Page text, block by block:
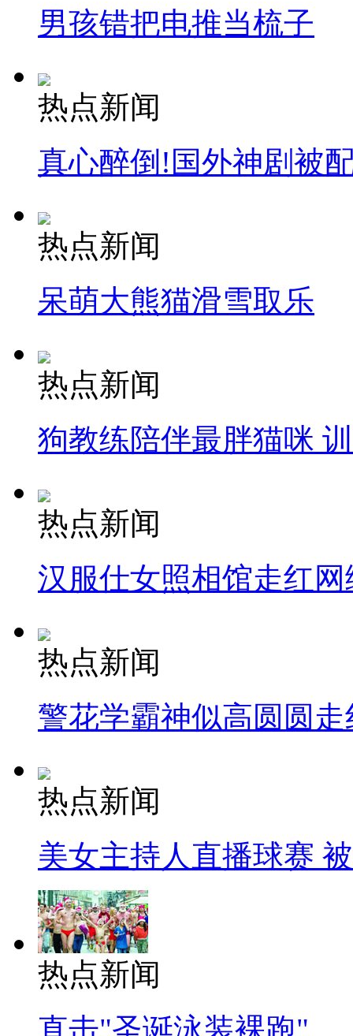
安徽一实载49人客车翻车
走！跟着总书记去植树
消防员救轻生者 花炮节热闹非凡 减压"枕头大战"
纽约上演“枕头大战”
司机酒驾遇交警 急速倒车逃窜
男孩错把电推当梳子
热点新闻
真心醉倒!国外神剧被
热点新闻
呆萌大熊猫滑雪取乐
热点新闻
狗教练陪伴最胖猫咪
热点新闻
汉服仕女照相馆走红网
热点新闻
警花学霸神似高圆圆走
热点新闻
美女主持人直播球赛
热点新闻
直击"圣诞泳装裸跑"